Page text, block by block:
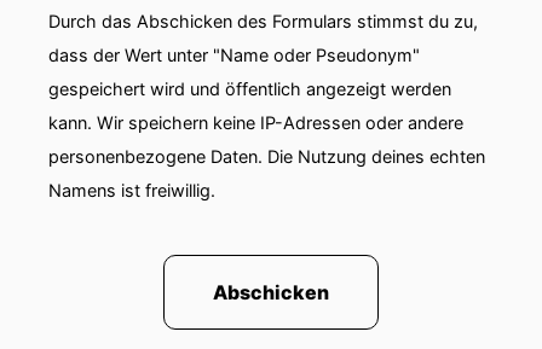
Durch das Abschicken des Formulars stimmst du zu,
dass der Wert unter "Name oder Pseudonym"
gespeichert wird und öffentlich angezeigt werden
kann. Wir speichern keine IP-Adressen oder andere
personenbezogene Daten. Die Nutzung deines echten
Namens ist freiwillig.
Abschicken